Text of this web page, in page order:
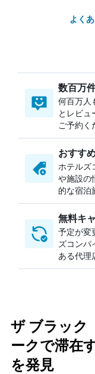
よく
数百万
何百万人
とレビュ
ご予約く
おすす
ホテルズ
や施設の
的な宿泊
無料キ
予定が変
ズコンバ
ある代理
ザ ブラック
ークで滞在
を発見